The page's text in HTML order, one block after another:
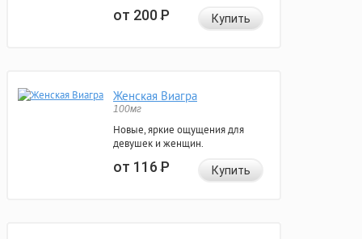
от 200Р Купить
Женская Виагра
100мг
Новые, яркие ощущения для
девушек и женщин.
от 116Р Купить